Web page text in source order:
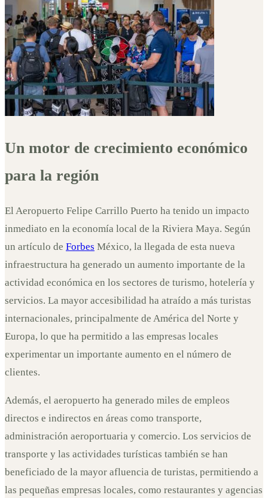
Un motor de crecimiento económico
para la región
El Aeropuerto Felipe Carrillo Puerto ha tenido un impacto
inmediato en la economía local de la Riviera Maya. Según
un artículo de Forbes México, la llegada de esta nueva
infraestructura ha generado un aumento importante de la
actividad económica en los sectores de turismo, hotelería y
servicios. La mayor accesibilidad ha atraído a más turistas
internacionales, principalmente de América del Norte y
Europa, lo que ha permitido a las empresas locales
experimentar un importante aumento en el número de
clientes.
Además, el aeropuerto ha generado miles de empleos
directos e indirectos en áreas como transporte,
administración aeroportuaria y comercio. Los servicios de
transporte y las actividades turísticas también se han
beneficiado de la mayor afluencia de turistas, permitiendo a
las pequeñas empresas locales, como restaurantes y agencias